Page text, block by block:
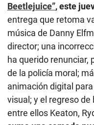
Beetlejuice”, este
entrega que retoma
música de Danny
director; una
ha querido renunciar,
de la policía moral;
animación digital
visual; y el regreso
entre ellos Keaton,